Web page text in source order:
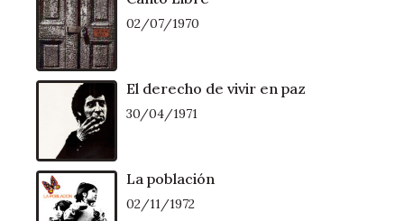
02/07/1970
El derecho de vivir en paz
30/04/1971
La población
02/11/1972